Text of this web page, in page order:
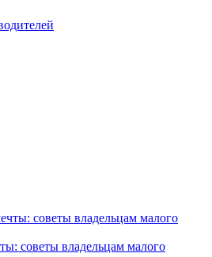
советы владельцам малого